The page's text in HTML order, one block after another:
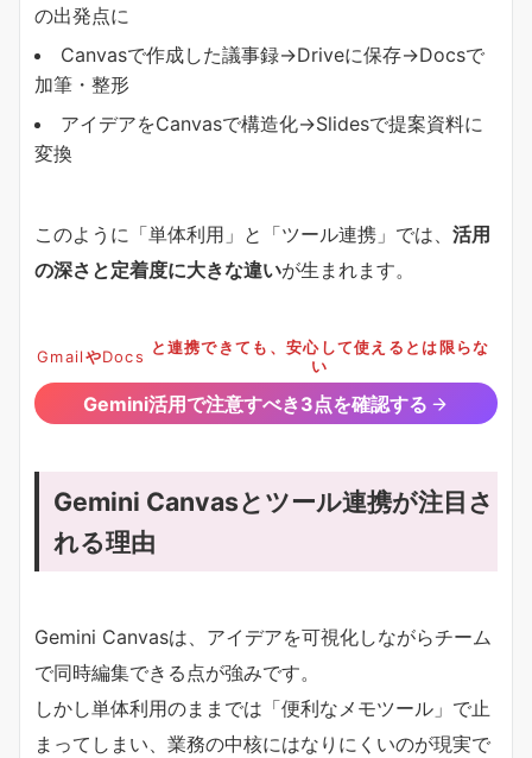
の出発点に
Canvasで作成した議事録→Driveに保存→Docsで
加筆・整形
アイデアをCanvasで構造化→Slidesで提案資料に
変換
このように「単体利用」と「ツール連携」では、 活用
の深さと定着度に大きな違いが生まれます。
GmailやDocs と連携できても、安心して使えるとは限らな
い
Gemini活用で注意すべき3点を確認する
Gemini Canvasとツール連携が注目さ
れる理由
Gemini Canvasは、アイデアを可視化しながらチーム
で同時編集できる点が強みです。
しかし単体利用のままでは「便利なメモツール」で止
まってしまい、業務の中核にはなりにくいのが現実で